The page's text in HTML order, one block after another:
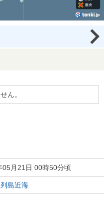
ん。
05月21日 00時50分頃
列島近海